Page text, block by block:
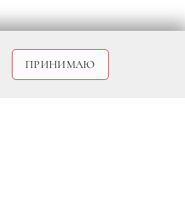
ПРИНИМАЮ